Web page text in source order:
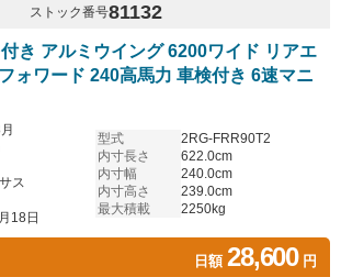
ストック番号81132
き アルミウイング 6200ワイド リアエ
ォワード 240高馬力 車検付き 6速マニ
ス
18日
型式
2RG-FRR90T2
内寸長さ
622.0cm
内寸幅
240.0cm
内寸高さ
239.0cm
最大積載
2250kg
日額28,600円